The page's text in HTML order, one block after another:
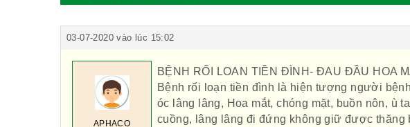
03-07-2020 vào lúc 15:02
APHACO
BỆNH RỐI LOAN TIỀN ĐÌNH- ĐAU ĐẦU HOA
Bệnh rối loạn tiền đình là hiện tượng người
óc lâng lâng, Hoa mắt, chóng mặt, buồn nôn, ù
cuồng, lâng lâng đi đứng không giữ được thăng